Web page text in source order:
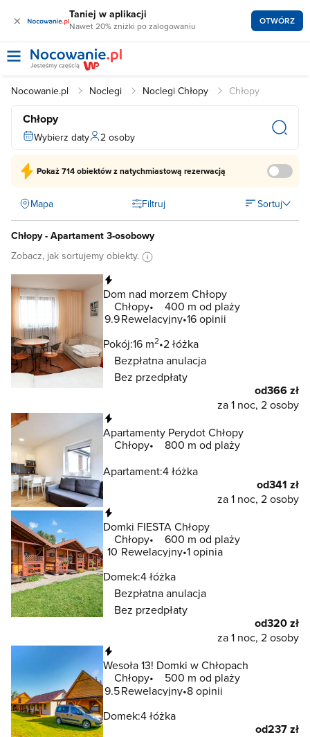
× Taniej w aplikacji
Nawet 20% zniżki po zalogowaniu OTWÓRZ
Nocowanie.pl Noclegi Noclegi Chłopy Chłopy
Chłopy
Wybierz daty 2 osoby
Pokaż714 obiektówz natychmiastową rezerwacją
Mapa Filtruj Sortuj
Chłopy - Apartament 3-osobowy
Zobacz, jak sortujemy obiekty.
Dom nad morzem Chłopy
Chłopy
400 m od plaży
9.9Rewelacyjny 16 opinii
Pokój:16 m2 2 łóżka
Bezpłatna anulacja
Bez przedpłaty
od366 zł
za 1 noc, 2 osoby
Apartamenty Perydot Chłopy
Chłopy
800 m od plaży
Apartament:4 łóżka
od341 zł
za 1 noc, 2 osoby
Domki FIESTA Chłopy
Chłopy
600 m od plaży
10 Rewelacyjny 1 opinia
Domek:4 łóżka
Bezpłatna anulacja
Bez przedpłaty
od320 zł
za 1 noc, 2 osoby
Wesoła 13! Domki w Chłopach
Chłopy
500 m od plaży
9.5Rewelacyjny 8 opinii
Domek:4 łóżka
od237 zł